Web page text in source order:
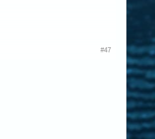
#47